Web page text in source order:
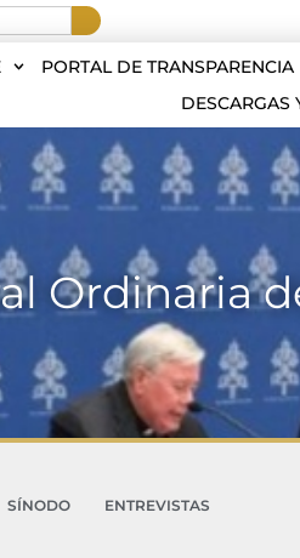
PORTAL DE TRANSPARENCIA
DESCARGAS
Ordinaria
SÍNODO
ENTREVISTAS